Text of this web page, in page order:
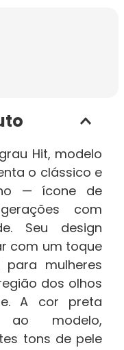
Hit, modelo
o clássico e
— ícone de
com
Seu design
com um toque
mulheres
dos olhos
A cor preta
ao modelo,
tons de pele